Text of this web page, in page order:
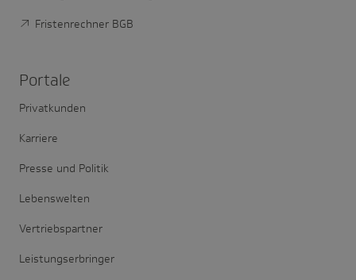
Fristenrechner BGB
Portale
Privatkunden
Karriere
Presse und Politik
Lebenswelten
Vertriebspartner
Leistungserbringer